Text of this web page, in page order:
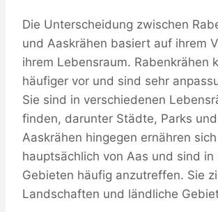
Die Unterscheidung zwischen
und Aaskrähen basiert auf ihrem
ihrem Lebensraum. Rabenkrähen
häufiger vor und sind sehr
Sie sind in verschiedenen
finden, darunter Städte, Parks
Aaskrähen hingegen ernähren sich
hauptsächlich von Aas und sind in
Gebieten häufig anzutreffen. Sie
Landschaften und ländliche